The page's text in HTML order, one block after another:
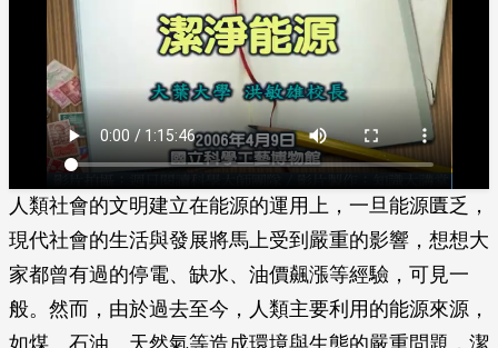
人類社會的文明建立在能源的運用上，一旦能源匱乏，
現代社會的生活與發展將馬上受到嚴重的影響，想想大
家都曾有過的停電、缺水、油價飆漲等經驗，可見一
般。然而，由於過去至今，人類主要利用的能源來源，
如煤、石油、天然氣等造成環境與生態的嚴重問題，潔